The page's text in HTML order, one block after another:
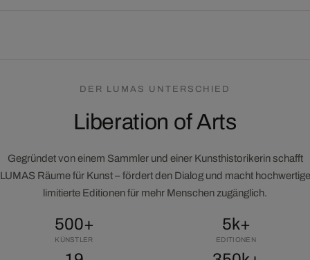
DER LUMAS UNTERSCHIED
Liberation of Arts
Gegründet von einem Sammler und einer Kunsthistorikerin schafft
LUMAS Räume für Kunst – fördert den Dialog und macht hochwertige
limitierte Editionen für mehr Menschen zugänglich.
500+
KÜNSTLER
5k+
EDITIONEN